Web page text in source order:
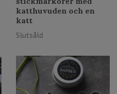
katthuvuden och en
katt
Slutsåld